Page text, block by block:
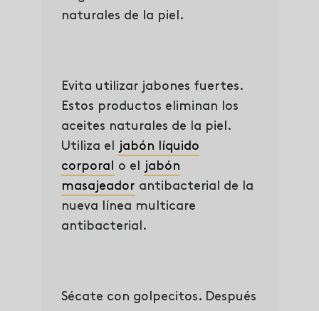
naturales de la piel.
Evita utilizar jabones fuertes.
Estos productos eliminan los
aceites naturales de la piel.
Utiliza el jabón líquido
corporal o el jabón
masajeador antibacterial de la
nueva línea multicare
antibacterial.
Sécate con golpecitos. Después